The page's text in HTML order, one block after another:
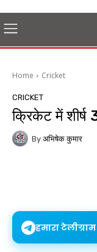
Home Cricket
CRICKET
क्रिकेट में शीर्ष
By अभिषेक कुमार
हमारा